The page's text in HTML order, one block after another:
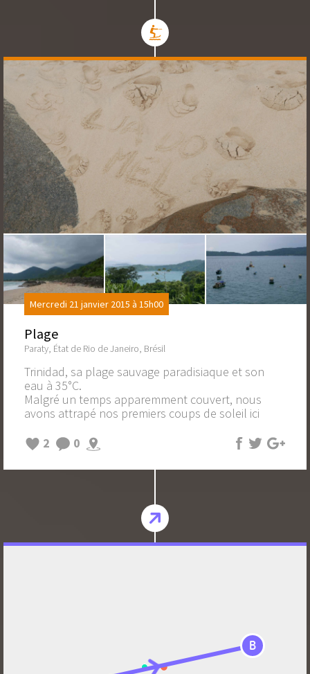
Mercredi 21 janvier 2015 à 15h00
Plage
Paraty, État de Rio de Janeiro, Brésil
Trinidad, sa plage sauvage paradisiaque et son
eau à 35°C.
Malgré un temps apparemment couvert, nous
avons attrapé nos premiers coups de soleil ici
2
0
B